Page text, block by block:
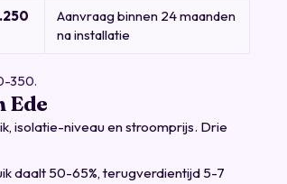
Aanvraag binnen 24 maanden
na installatie
350.
Ede
isolatie-niveau en stroomprijs. Drie
daalt 50-65%, terugverdientijd 5-7